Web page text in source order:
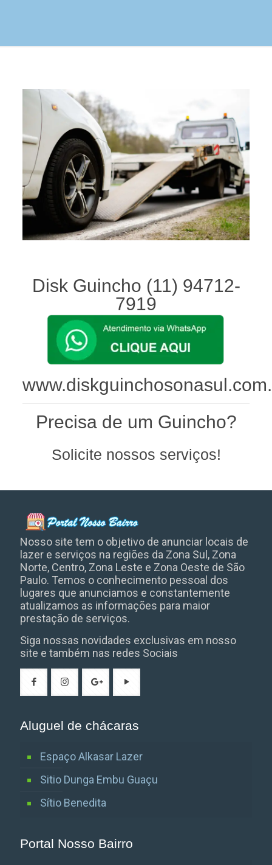
Disk Guincho (11) 94712-
7919
Precisa de um Guincho?
Solicite nossos serviços!
Nosso site tem o objetivo de anunciar locais de
lazer e serviços na regiões da Zona Sul, Zona
Norte, Centro, Zona Leste e Zona Oeste de São
Paulo. Temos o conhecimento pessoal dos
lugares que anunciamos e constantemente
atualizamos as informações para maior
prestação de serviços.
Siga nossas novidades exclusivas em nosso
site e também nas redes Sociais
Aluguel de chácaras
Espaço Alkasar Lazer
Sitio Dunga Embu Guaçu
Sítio Benedita
Portal Nosso Bairro